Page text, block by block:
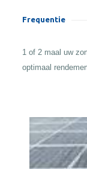
Frequentie
1 of 2 maal uw
optimaal